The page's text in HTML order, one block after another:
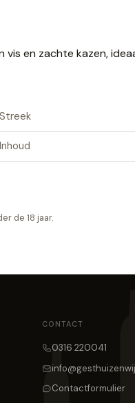
vis en zachte kazen,
Streek
Inhoud
de 18 jaar.
CONTACT
0316 220041
Contactformulier